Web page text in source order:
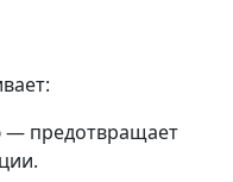
— предотвращает